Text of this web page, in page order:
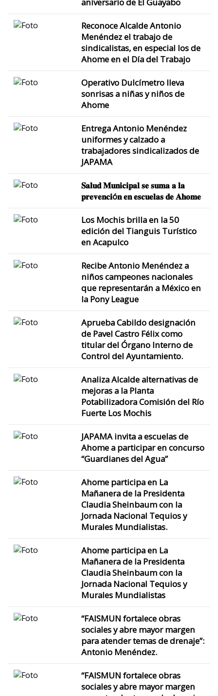
aniversario de El Guayabo
Reconoce Alcalde Antonio
Menéndez el trabajo de
sindicalistas, en especial los de
Ahome en el Día del Trabajo
Operativo Dulcímetro lleva
sonrisas a niñas y niños de
Ahome
Entrega Antonio Menéndez
uniformes y calzado a
trabajadores sindicalizados de
JAPAMA
𝐒𝐚𝐥𝐮𝐝 𝐌𝐮𝐧𝐢𝐜𝐢𝐩𝐚𝐥 𝐬𝐞 𝐬𝐮𝐦𝐚 𝐚 𝐥𝐚
𝐩𝐫𝐞𝐯𝐞𝐧𝐜𝐢ó𝐧 𝐞𝐧 𝐞𝐬𝐜𝐮𝐞𝐥𝐚𝐬 𝐝𝐞 𝐀𝐡𝐨𝐦𝐞
Los Mochis brilla en la 50
edición del Tianguis Turístico
en Acapulco
Recibe Antonio Menéndez a
niños campeones nacionales
que representarán a México en
la Pony League
Aprueba Cabildo designación
de Pavel Castro Félix como
titular del Órgano Interno de
Control del Ayuntamiento.
Analiza Alcalde alternativas de
mejoras a la Planta
Potabilizadora Comisión del Río
Fuerte Los Mochis
JAPAMA invita a escuelas de
Ahome a participar en concurso
“Guardianes del Agua”
Ahome participa en La
Mañanera de la Presidenta
Claudia Sheinbaum con la
Jornada Nacional Tequios y
Murales Mundialistas.
Ahome participa en La
Mañanera de la Presidenta
Claudia Sheinbaum con la
Jornada Nacional Tequios y
Murales Mundialistas
“FAISMUN fortalece obras
sociales y abre mayor margen
para atender temas de drenaje”:
Antonio Menéndez.
“FAISMUN fortalece obras
sociales y abre mayor margen